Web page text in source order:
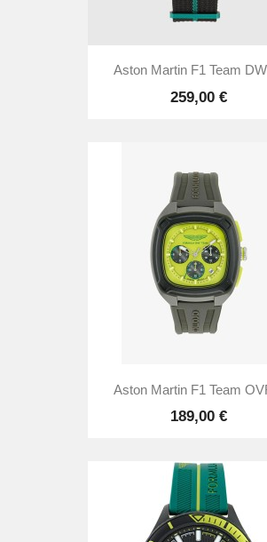
Aston Martin F1 Team
259,00 €
Aston Martin F1 Team
189,00 €